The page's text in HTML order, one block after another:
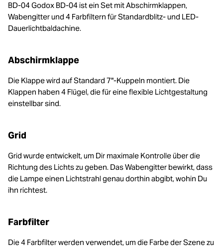
BD-04 Godox BD-04 ist ein Set mit Abschirmklappen,
Wabengitter und 4 Farbfiltern für Standardblitz- und LED-
Dauerlichtbaldachine.
Abschirmklappe
Die Klappe wird auf Standard 7"-Kuppeln montiert. Die
Klappen haben 4 Flügel, die für eine flexible Lichtgestaltung
einstellbar sind.
Grid
Grid wurde entwickelt, um Dir maximale Kontrolle über die
Richtung des Lichts zu geben. Das Wabengitter bewirkt, dass
die Lampe einen Lichtstrahl genau dorthin abgibt, wohin Du
ihn richtest.
Farbfilter
Die 4 Farbfilter werden verwendet, um die Farbe der Szene zu